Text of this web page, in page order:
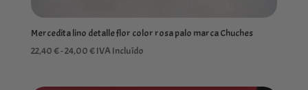
Mercedita lino detalle flor color rosa palo marca Chuches
22,40€-24,00€Rango
IVA Incluído